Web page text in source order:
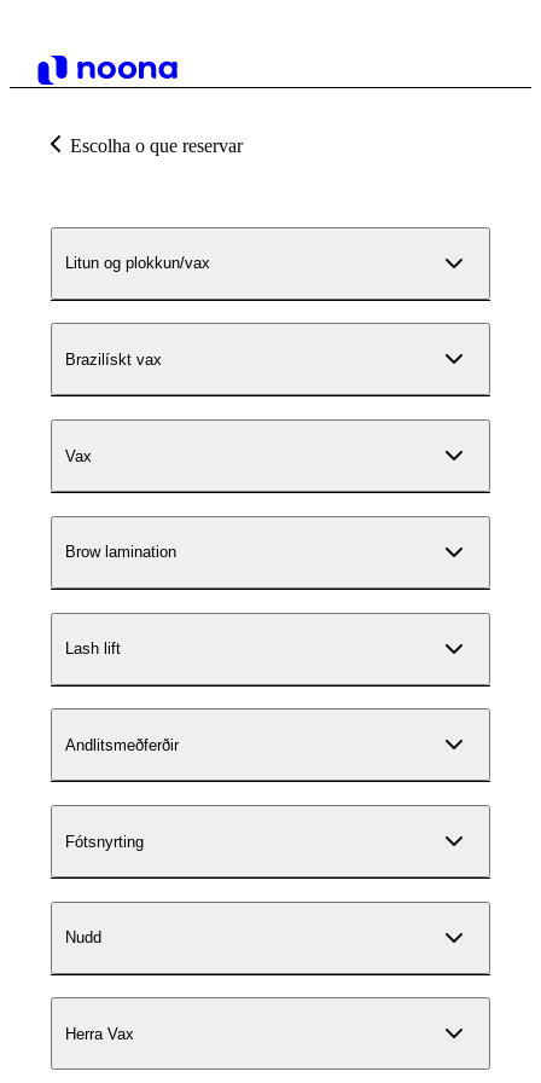
Escolha o que reservar
Litun og plokkun/vax
Brazilískt vax
Vax
Brow lamination
Lash lift
Andlitsmeðferðir
Fótsnyrting
Nudd
Herra Vax